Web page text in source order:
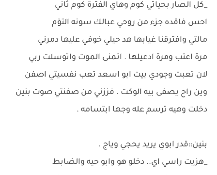
_كل الصار بحياتي كوم وهاي الفترة كوم ثاني
احس فاقده جزء من روحي عبالك سونه التؤم
مالتي وافترقنا غيابها هد حيلي خوفي عليها دمرني
مرة اعتب ومرة ادعيلها . اتمنى الموت واتوسلت ربي
لان تعبت وجودي بيت ابو اسعد تعب نفسيتي اصفن
وين راح يصفى بيه الوكت . فززني من صفنتي صوت بنين
دخلت وهيه ترسم عله وجها ابتسامه .
بنين::قدر ابوي يريد يحجي وياج .
_هزيت راسي اي.. دخلو هو وابو حيه والضابط